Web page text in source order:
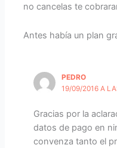
no cancelas te
Antes había un plan
PEDRO
19/09/2016 A
Gracias por la
datos de pago en
convenza tanto el